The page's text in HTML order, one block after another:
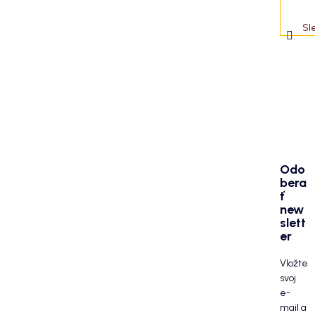
Odo
bera
ť
new
slett
er
Vložte
svoj
e-
mail a